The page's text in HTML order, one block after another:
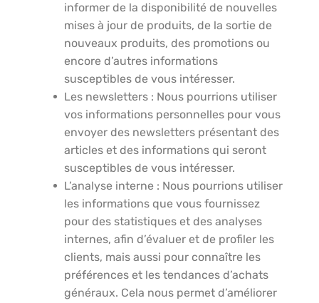
informer de la disponibilité de nouvelles
mises à jour de produits, de la sortie de
nouveaux produits, des promotions ou
encore d’autres informations
susceptibles de vous intéresser.
Les newsletters : Nous pourrions utiliser
vos informations personnelles pour vous
envoyer des newsletters présentant des
articles et des informations qui seront
susceptibles de vous intéresser.
L’analyse interne : Nous pourrions utiliser
les informations que vous fournissez
pour des statistiques et des analyses
internes, afin d’évaluer et de profiler les
clients, mais aussi pour connaître les
préférences et les tendances d’achats
généraux. Cela nous permet d’améliorer